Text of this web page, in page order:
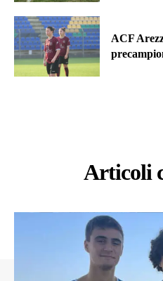
ACF
Articoli